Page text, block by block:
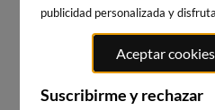
WEBCAM
publicidad personalizada y
Aceptar
Suscribirme y rechazar